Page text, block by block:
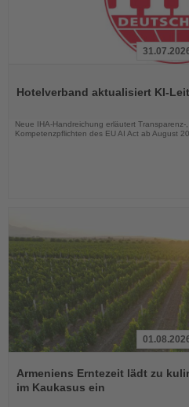
dieHotelverband aktualisiert KI-
Neue IHA-Handreichung erläutert
Kompetenzpflichten des EU AI Act ab August
Sie
die
Armeniens Erntezeit lädt zu
im Kaukasus ein